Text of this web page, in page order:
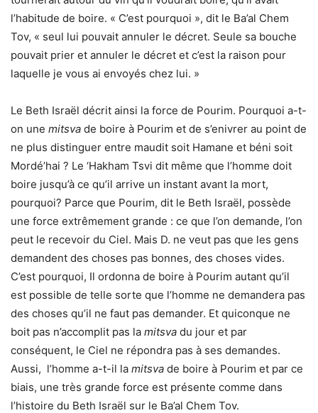
l’habitude de boire. « C’est pourquoi », dit le Ba’al Chem
Tov, « seul lui pouvait annuler le décret. Seule sa bouche
pouvait prier et annuler le décret et c’est la raison pour
laquelle je vous ai envoyés chez lui. »
Le Beth Israël décrit ainsi la force de Pourim. Pourquoi a-t-
on une mitsva de boire à Pourim et de s’enivrer au point de
ne plus distinguer entre maudit soit Hamane et béni soit
Mordé’hai ? Le ‘Hakham Tsvi dit même que l’homme doit
boire jusqu’à ce qu’il arrive un instant avant la mort,
pourquoi? Parce que Pourim, dit le Beth Israël, possède
une force extrêmement grande : ce que l’on demande, l’on
peut le recevoir du Ciel. Mais D. ne veut pas que les gens
demandent des choses pas bonnes, des choses vides.
C’est pourquoi, Il ordonna de boire à Pourim autant qu’il
est possible de telle sorte que l’homme ne demandera pas
des choses qu’il ne faut pas demander. Et quiconque ne
boit pas n’accomplit pas la mitsva du jour et par
conséquent, le Ciel ne répondra pas à ses demandes.
Aussi, l’homme a-t-il la mitsva de boire à Pourim et par ce
biais, une très grande force est présente comme dans
l’histoire du Beth Israël sur le Ba’al Chem Tov.